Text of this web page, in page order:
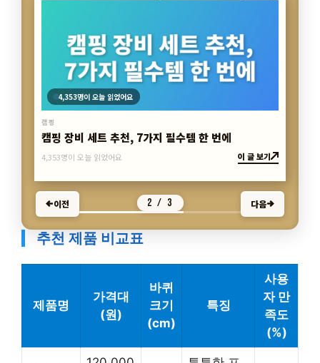
4,353명이 오늘 읽었어요
캠핑
캠핑 장비 세트 추천, 7가지 필수템 한 번에
4,353명이 오늘 읽었어요 이 글 보기
이전 2 / 3 다음
추천 제품 비교표
제품명
가격대
(원)
바퀴
크기
(cm)
특징
사용
자 만
족도
(%)